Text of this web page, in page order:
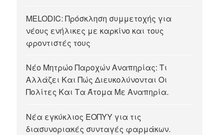
MELODIC: Πρόσκληση συμμετοχής για
νέους ενήλικες με καρκίνο και τους
φροντιστές τους
Νέο Μητρώο Παροχών Αναπηρίας: Τι
Αλλάζει Και Πώς Διευκολύνονται Οι
Πολίτες Και Τα Άτομα Με Αναπηρία.
Νέα εγκύκλιος ΕΟΠΥΥ για τις
διασυνοριακές συνταγές φαρμάκων.